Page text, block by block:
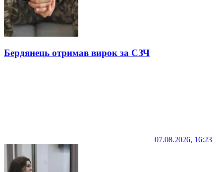
Бердянець отримав вирок за СЗЧ
07.08.2026, 16:23